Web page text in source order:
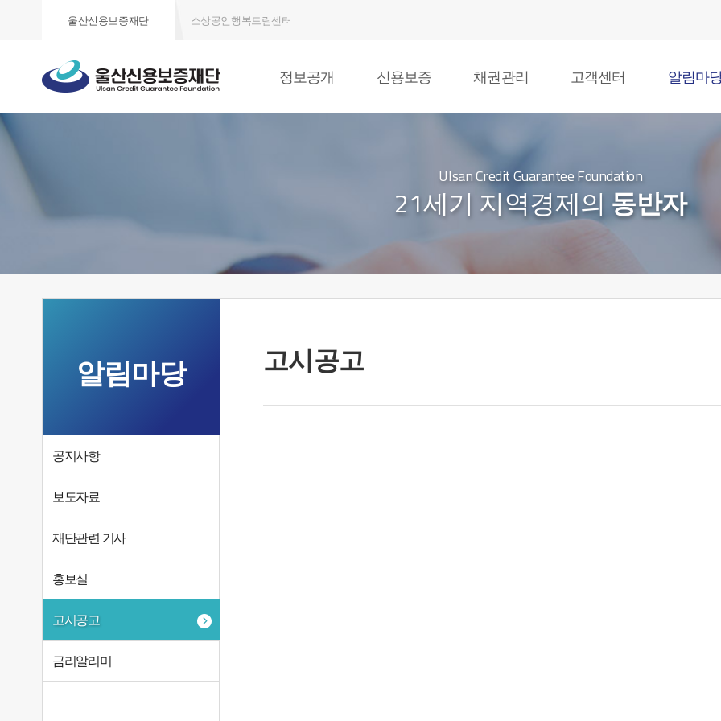
울산신용보증재단 소상공인행복드림센터
정보공개 신용보증 채권관리 고객센터 알림마
Ulsan Credit Guarantee Foundation
21세기 지역경제의 동반자
알림마당
공지사항
보도자료
재단관련 기사
홍보실
고시공고
금리알리미
고시공고